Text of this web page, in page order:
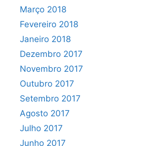
Março 2018
Fevereiro 2018
Janeiro 2018
Dezembro 2017
Novembro 2017
Outubro 2017
Setembro 2017
Agosto 2017
Julho 2017
Junho 2017